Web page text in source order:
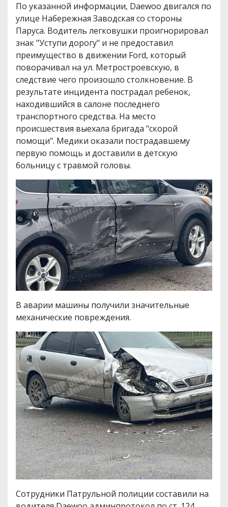
По указанной информации, Daewoo двигался по
улице Набережная Заводская со стороны
Паруса. Водитель легковушки проигнорировал
знак "Уступи дорогу" и не предоставил
преимущество в движении Ford, который
поворачивал на ул. Метростроевскую, в
следствие чего произошло столкновение. В
результате инцидента пострадал ребенок,
находившийся в салоне последнего
транспортного средства. На место
происшествия выехала бригада "скорой
помощи". Медики оказали пострадавшему
первую помощь и доставили в детскую
больницу с травмой головы.
В аварии машины получили значительные
механические повреждения.
Сотрудники Патрульной полиции составили на